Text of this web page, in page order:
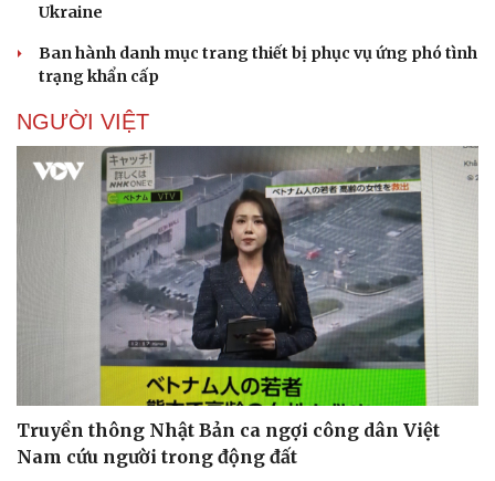
Ukraine
Ban hành danh mục trang thiết bị phục vụ ứng phó tình
trạng khẩn cấp
NGƯỜI VIỆT
Truyền thông Nhật Bản ca ngợi công dân Việt
Nam cứu người trong động đất